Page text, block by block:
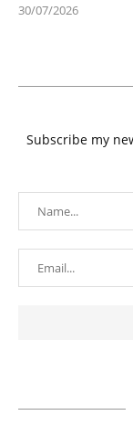
30/07/2026
Subscribe my